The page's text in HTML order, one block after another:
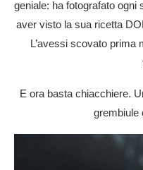
geniale: ha fotografato ogni
aver visto la sua ricetta
L’avessi scovato prima
E ora basta chiacchiere.
grembiule